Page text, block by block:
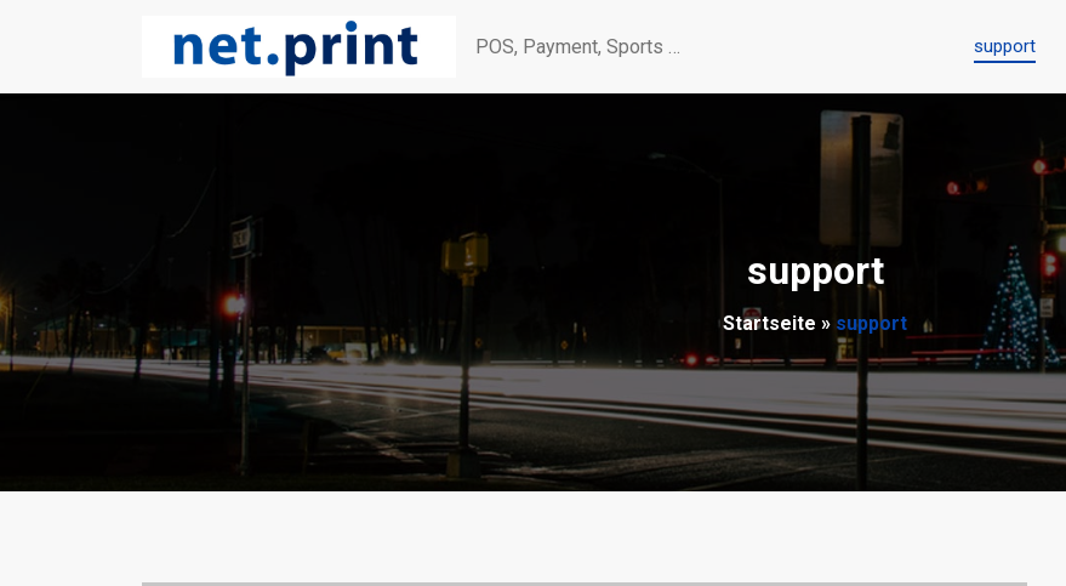
POS, Payment, Sports … support
support
Startseite » support